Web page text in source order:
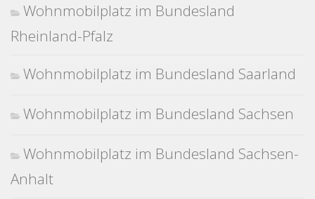
Wohnmobilplatz im Bundesland
Rheinland-Pfalz
Wohnmobilplatz im Bundesland Saarland
Wohnmobilplatz im Bundesland Sachsen
Wohnmobilplatz im Bundesland Sachsen-
Anhalt